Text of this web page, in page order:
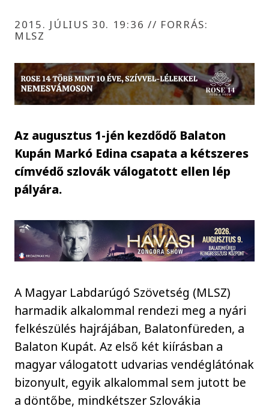
2015. JÚLIUS 30. 19:36 // FORRÁS:
MLSZ
Az augusztus 1-jén kezdődő Balaton
Kupán Markó Edina csapata a kétszeres
címvédő szlovák válogatott ellen lép
pályára.
A Magyar Labdarúgó Szövetség (MLSZ)
harmadik alkalommal rendezi meg a nyári
felkészülés hajrájában, Balatonfüreden, a
Balaton Kupát. Az első két kiírásban a
magyar válogatott udvarias vendéglátónak
bizonyult, egyik alkalommal sem jutott be
a döntőbe, mindkétszer Szlovákia